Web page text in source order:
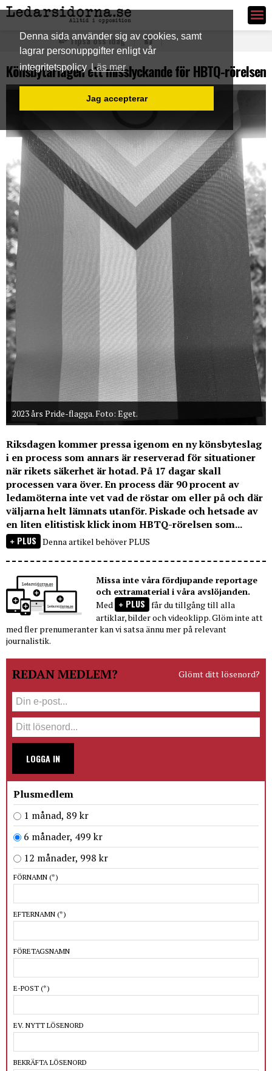
Denna sida använder sig av cookies, samt
lagrar personuppgifter enligt vår
integritetspolicy Läs mer
Jag accepterar
Ledarsidorna.se
Tipsa oss idag
Könsbytarlagen ett misslyckande för HBTQ-rörelsen
2023 års Pride-flagga. Foto: Eget.
Riksdagen kommer pressa igenom en ny könsbyteslag
i en process som annars är reserverad för situationer
när rikets säkerhet är hotad. På 17 dagar skall
processen vara över. En process där 90 procent av
ledamöterna inte vet vad de röstar om eller på och där
väljarna helt lämnats utanför. Piskade och hetsade av
en liten elitistisk klick inom HBTQ-rörelsen som...
PLUS Denna artikel behöver PLUS
Missa inte våra fördjupande reportage
och extramaterial i våra avslöjanden.
Med
PLUS får du tillgång till alla
artiklar, bilder och videoklipp. Glöm inte att
med fler prenumeranter kan vi satsa ännu mer på relevant
journalistik.
REDAN MEDLEM? Glömt ditt lösenord?
LOGGA IN
Plusmedlem
1 månad, 89 kr
6 månader, 499 kr
12 månader, 998 kr
FÖRNAMN (*)
EFTERNAMN (*)
FÖRETAGSNAMN
E-POST (*)
EV. NYTT LÖSENORD
BEKRÄFTA LÖSENORD